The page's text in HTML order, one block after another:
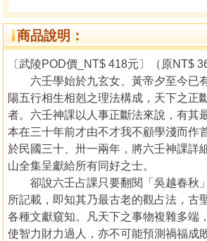
商品說明：
〔武陵POD價_NT$ 418元〕（原NT$
六壬學始於九玄女、黃帝夕至今已
陽五行相生相剋之理法構成，天下之正
者。六壬神課以人事正斷法來說，有其
本在三十年前才由不才我不顧學淺而作
於民國三十、卅一兩年，將六壬神課詳
山全集呈獻給所有同好之士。
卻說六壬占課只要翻閱「吳越春秋
所記載，即知其乃最古老的觀占法，古
各種文獻窺知。凡天下之事物複雜多端
使智力財力過人，亦不可能預測禍福成